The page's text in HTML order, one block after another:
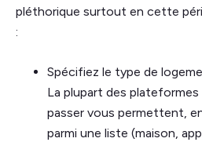
pléthorique surtout en cette
:
Spécifiez le type de
La plupart des plateformes
passer vous permettent,
parmi une liste (maison,